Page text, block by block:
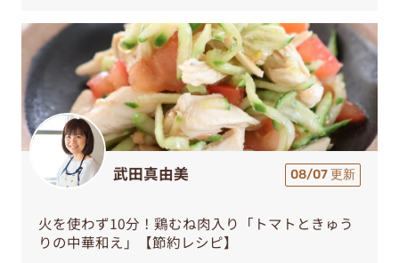
武田真由美 08/07 更新
火を使わず10分！鶏むね肉入り「トマトときゅう
りの中華和え」【節約レシピ】